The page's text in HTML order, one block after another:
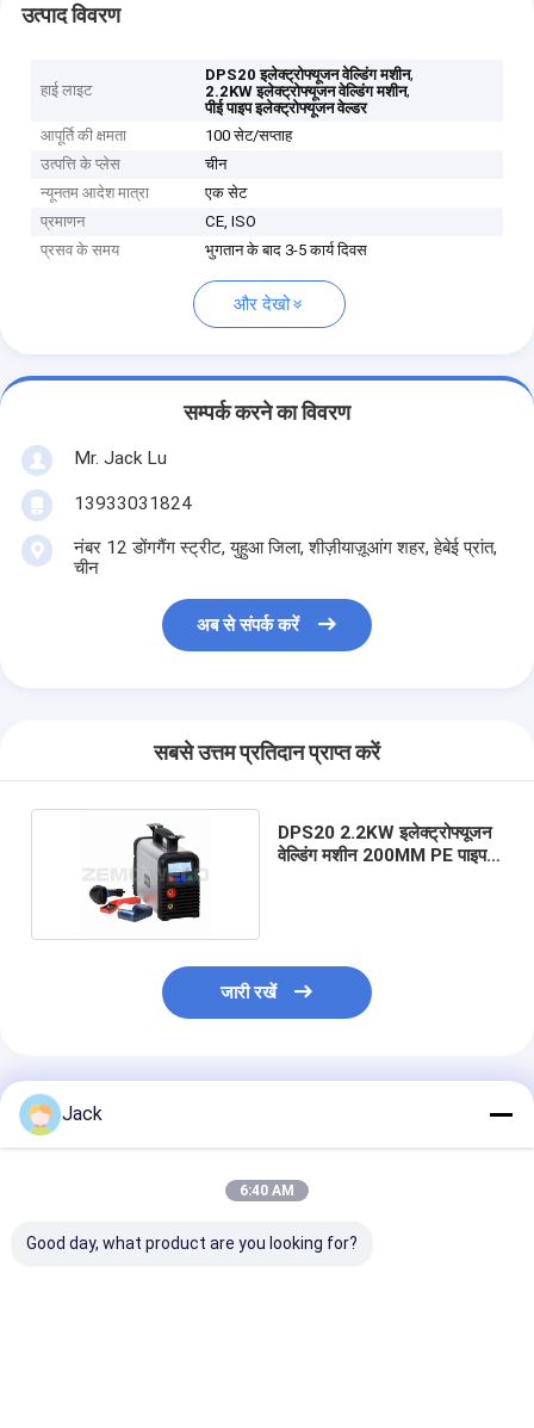
उत्पाद विवरण
हाई लाइट
DPS20 इलेक्ट्रोफ्यूजन वेल्डिंग मशीन,
2.2KW इलेक्ट्रोफ्यूजन वेल्डिंग मशीन,
पीई पाइप इलेक्ट्रोफ्यूजन वेल्डर
आपूर्ति की क्षमता
100 सेट/सप्ताह
उत्पत्ति के प्लेस
चीन
न्यूनतम आदेश मात्रा
एक सेट
प्रमाणन
CE, ISO
प्रसव के समय
भुगतान के बाद 3-5 कार्य दिवस
और देखो
सम्पर्क करने का विवरण
Mr. Jack Lu
13933031824
नंबर 12 डोंगगैंग स्ट्रीट, युहुआ जिला, शीज़ीयाज़ूआंग शहर, हेबेई प्रांत,
चीन
अब से संपर्क करें
सबसे उत्तम प्रतिदान प्राप्त करें
DPS20 2.2KW इलेक्ट्रोफ्यूजन
वेल्डिंग मशीन 200MM PE पाइप
जारी रखें
अनुशंसित उत्पाद
Jack
6:40 AM
Good day, what product are you looking for?